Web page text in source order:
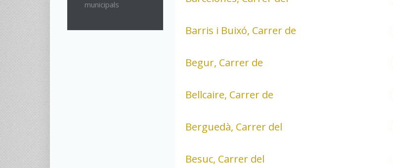
Barris i Buixó, Carrer de
Begur, Carrer de
Bellcaire, Carrer de
Berguedà, Carrer del
Besuc, Carrer del
municipals